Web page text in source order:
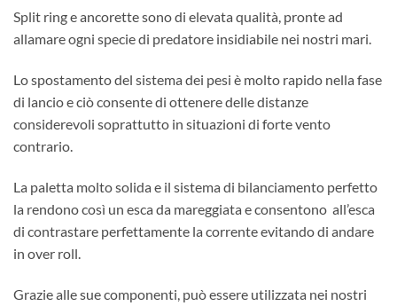
Split ring e ancorette sono di elevata qualità, pronte ad
allamare ogni specie di predatore insidiabile nei nostri mari.
Lo spostamento del sistema dei pesi è molto rapido nella fase
di lancio e ciò consente di ottenere delle distanze
considerevoli soprattutto in situazioni di forte vento
contrario.
La paletta molto solida e il sistema di bilanciamento perfetto
la rendono così un esca da mareggiata e consentono all’esca
di contrastare perfettamente la corrente evitando di andare
in over roll.
Grazie alle sue componenti, può essere utilizzata nei nostri